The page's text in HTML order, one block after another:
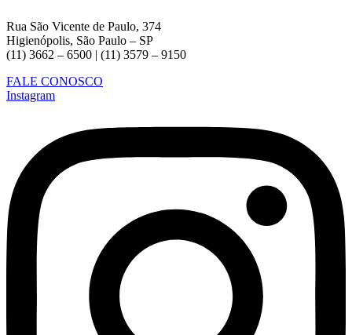
Rua São Vicente de Paulo, 374
Higienópolis, São Paulo – SP
(11) 3662 – 6500 | (11) 3579 – 9150
FALE CONOSCO
Instagram